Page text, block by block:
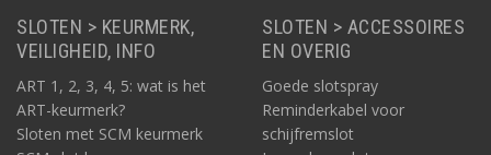
SLOTEN > KEURMERK,
VEILIGHEID, INFO
ART 1, 2, 3, 4, 5: wat is het
ART-keurmerk?
Sloten met SCM keurmerk
SLOTEN > ACCESSOIRES
EN OVERIG
Goede slotspray
Reminderkabel voor
schijfremslot